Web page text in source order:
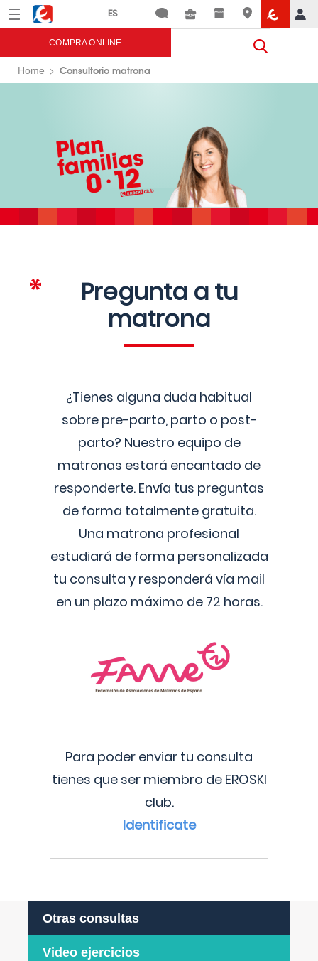
Menú Eroski
COMPRA ONLINE
Home Consultorio matrona
Pregunta a tu
matrona
¿Tienes alguna duda habitual
sobre pre-parto, parto o post-
parto? Nuestro equipo de
matronas estará encantado de
responderte. Envía tus preguntas
de forma totalmente gratuita.
Una matrona profesional
estudiará de forma personalizada
tu consulta y responderá vía mail
en un plazo máximo de 72 horas.
Para poder enviar tu consulta
tienes que ser miembro de EROSKI
club.
Identificate
Otras consultas
Video ejercicios